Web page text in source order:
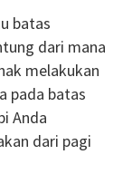
batas
dari mana
melakukan
pada batas
Anda
dari pagi